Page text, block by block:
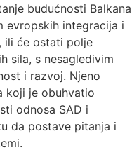
budućnosti Balkana
evropskih integracija i
ili će ostati polje
sila, s nesagledivim
i razvoj. Njeno
koji je obuhvatio
odnosa SAD i
da postave pitanja i